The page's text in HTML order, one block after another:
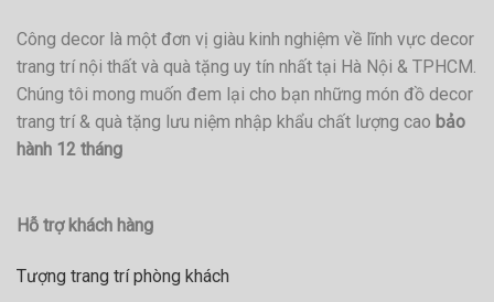
Công decor là một đơn vị giàu kinh nghiệm về lĩnh vực decor
trang trí nội thất và quà tặng uy tín nhất tại Hà Nội & TPHCM.
Chúng tôi mong muốn đem lại cho bạn những món đồ decor
trang trí & quà tặng lưu niệm nhập khẩu chất lượng cao bảo
hành 12 tháng
Hỗ trợ khách hàng
Tượng trang trí phòng khách